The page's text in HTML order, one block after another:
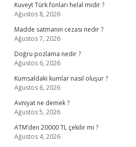
Kuveyt Türk fonları helal midir ?
Ağustos 8, 2026
Madde satmanın cezası nedir ?
Ağustos 7, 2026
Doğru pozlama nedir ?
Ağustos 6, 2026
Kumsaldaki kumlar nasıl oluşur ?
Ağustos 6, 2026
Avniyat ne demek ?
Ağustos 5, 2026
ATM’den 20000 TL çekilir mi ?
Ağustos 4, 2026